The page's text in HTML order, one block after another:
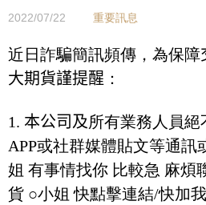
2022/07/22 重要訊息
近日詐騙簡訊頻傳，為保障
大期貨謹提醒 ：
1. 本公司及所有業務人員絕
APP或社群媒體貼文等通訊
姐 有事情找你 比較急 麻煩
貨 ○小姐 快點擊連結/快加